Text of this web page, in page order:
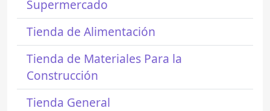
Supermercado
Tienda de Alimentación
Tienda de Materiales Para la
Construcción
Tienda General